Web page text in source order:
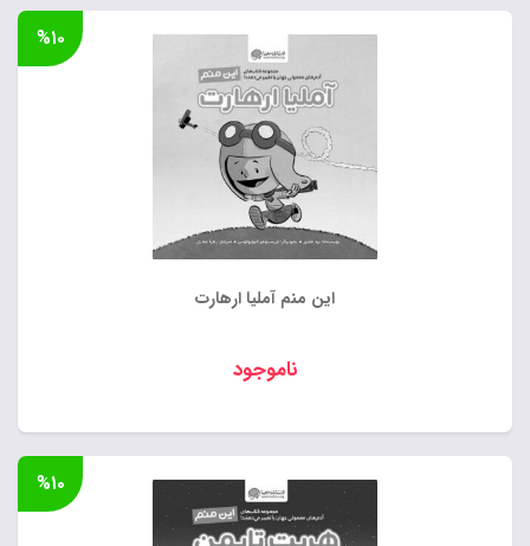
این منم آملیا ارهارت
ناموجود
%۱۰
%۱۰